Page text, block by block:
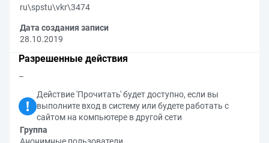
ru\spstu\vkr\3474
Дата создания записи
28.10.2019
Разрешенные действия
–
Действие 'Прочитать' будет доступно, если вы
выполните вход в систему или будете работать с
сайтом на компьютере в другой сети
Группа